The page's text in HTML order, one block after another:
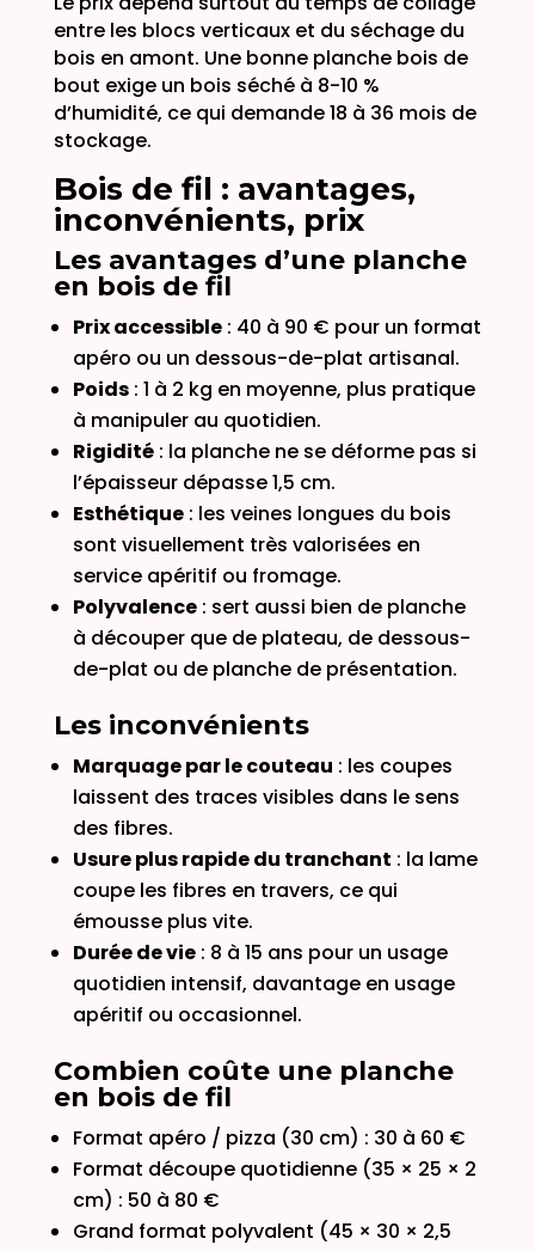
entre les blocs verticaux et du séchage du
bois en amont. Une bonne planche bois de
bout exige un bois séché à 8-10 %
d’humidité, ce qui demande 18 à 36 mois de
stockage.
Bois de fil : avantages,
inconvénients, prix
Les avantages d’une planche
en bois de fil
Prix accessible: 40 à 90 € pour un format
apéro ou un dessous-de-plat artisanal.
Poids: 1 à 2 kg en moyenne, plus pratique
à manipuler au quotidien.
Rigidité: la planche ne se déforme pas si
l’épaisseur dépasse 1,5 cm.
Esthétique: les veines longues du bois
sont visuellement très valorisées en
service apéritif ou fromage.
Polyvalence: sert aussi bien de planche
à découper que de plateau, de dessous-
de-plat ou de planche de présentation.
Les inconvénients
Marquage par le couteau : les coupes
laissent des traces visibles dans le sens
des fibres.
Usure plus rapide du tranchant : la lame
coupe les fibres en travers, ce qui
émousse plus vite.
Durée de vie: 8 à 15 ans pour un usage
quotidien intensif, davantage en usage
apéritif ou occasionnel.
Combien coûte une planche
en bois de fil
Format apéro / pizza (30 cm) : 30 à 60 €
Format découpe quotidienne (35 × 25 × 2
cm) : 50 à 80 €
Grand format polyvalent (45 × 30 × 2,5